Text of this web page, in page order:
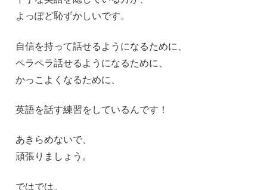
よっぽど恥ずかしいです。
自信を持って話せるようになるために、
ペラペラ話せるようになるために、
かっこよくなるために、
英語を話す練習をしているんです！
あきらめないで、
頑張りましょう。
ではでは。